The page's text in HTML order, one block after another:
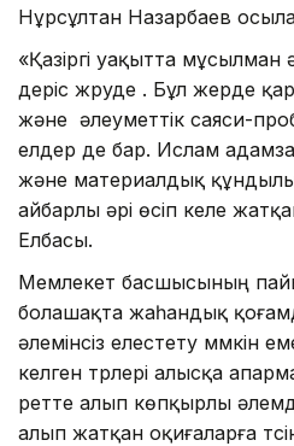
Нұрсұлтан Назарбаев
«Қазіргі уақытта мұсылман
үдеріс жүруде . Бұл жерде
және әлеуметтік саяси-
елдер де бар. Ислам
және материалдық
айбарлы әрі өсіп келе
Елбасы.
Мемлекет басшысының
болашақта жаһандық
әлемінсіз елестету мүмкін
келген түрлері алысқа
ретте алып көпқырлы
алып жатқан оқиғаларға